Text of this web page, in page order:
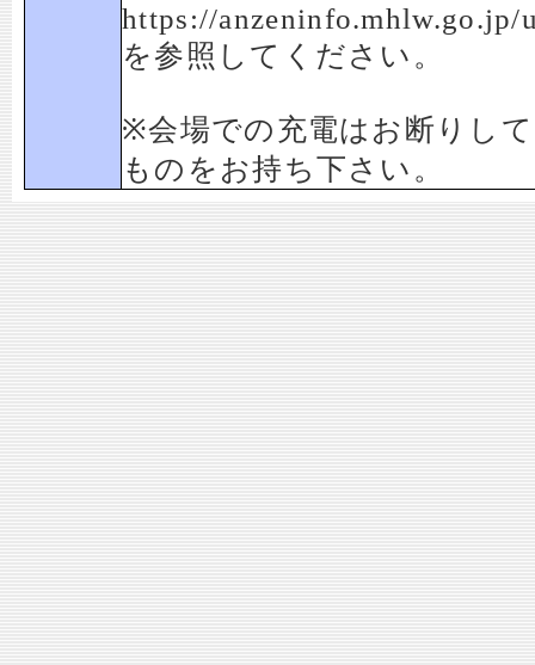
https://anzeninfo.mhlw.go.jp/
を参照してください。
※会場での充電はお断りし
ものをお持ち下さい。